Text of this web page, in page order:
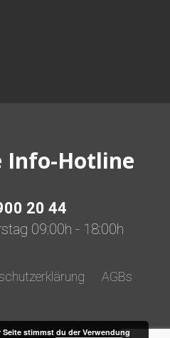
Info-Hotline
20 44
09:00h - 18:00h
AGBs
stimmst du der Verwendung